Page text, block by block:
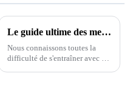
Le guide ultime des meilleurs soutiens-gorge de sport
Nous connaissons toutes la
difficulté de s'entraîner avec un